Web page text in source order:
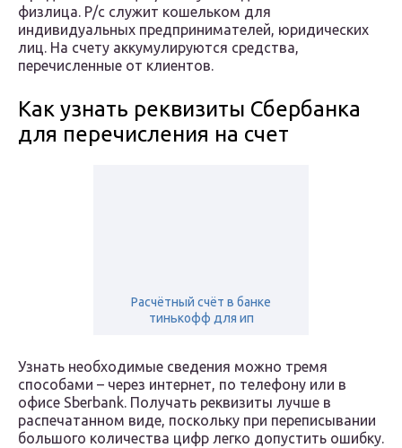
физлица. Р/с служит кошельком для
индивидуальных предпринимателей, юридических
лиц. На счету аккумулируются средства,
перечисленные от клиентов.
Как узнать реквизиты Сбербанка
для перечисления на счет
Расчётный счёт в банке
тинькофф для ип
Узнать необходимые сведения можно тремя
способами – через интернет, по телефону или в
офисе Sberbank. Получать реквизиты лучше в
распечатанном виде, поскольку при переписывании
большого количества цифр легко допустить ошибку.